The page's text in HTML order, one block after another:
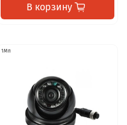
В корзину
1Мп